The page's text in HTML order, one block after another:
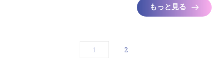
もっと見る
1 2